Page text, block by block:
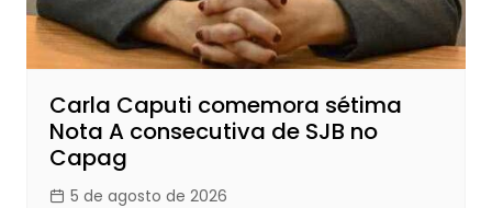
Carla Caputi comemora sétima
Nota A consecutiva de SJB no
Capag
5 de agosto de 2026